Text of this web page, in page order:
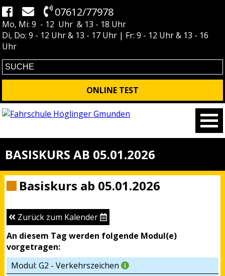
07612/77978
Mo, Mi: 9 - 12 Uhr & 13 - 18 Uhr
Di, Do: 9 - 12 Uhr & 13 - 17 Uhr | Fr: 9 - 12 Uhr & 13 - 16
Uhr
ONLINE TEST
BASISKURS AB 05.01.2026
Basiskurs ab 05.01.2026
Zurück zum Kalender
An diesem Tag werden folgende Modul(e)
vorgetragen:
Modul: G2 - Verkehrszeichen